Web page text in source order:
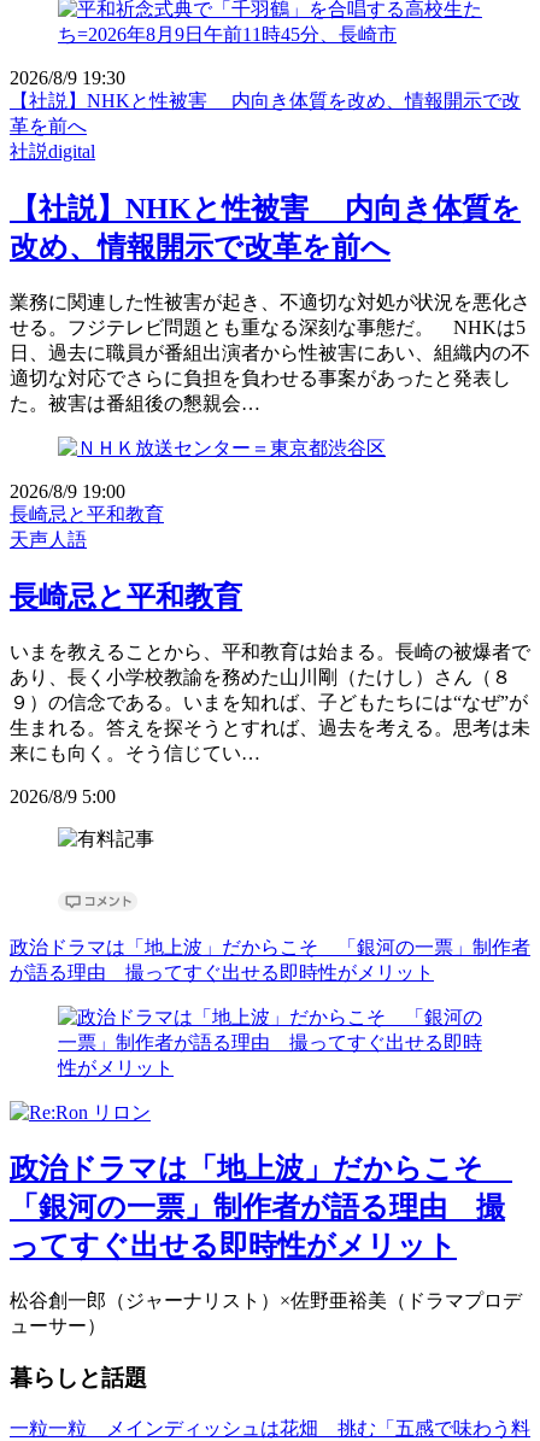
2026/8/9 19:30
【社説】NHKと性被害 内向き体質を改め、情報開示で改
革を前へ
社説digital
【社説】NHKと性被害 内向き体質を
改め、情報開示で改革を前へ
業務に関連した性被害が起き、不適切な対処が状況を悪化さ
せる。フジテレビ問題とも重なる深刻な事態だ。 NHKは5
日、過去に職員が番組出演者から性被害にあい、組織内の不
適切な対応でさらに負担を負わせる事案があったと発表し
た。被害は番組後の懇親会…
2026/8/9 19:00
長崎忌と平和教育
天声人語
長崎忌と平和教育
いまを教えることから、平和教育は始まる。長崎の被爆者で
あり、長く小学校教諭を務めた山川剛（たけし）さん（８
９）の信念である。いまを知れば、子どもたちには“なぜ”が
生まれる。答えを探そうとすれば、過去を考える。思考は未
来にも向く。そう信じてい…
2026/8/9 5:00
政治ドラマは「地上波」だからこそ 「銀河の一票」制作者
が語る理由 撮ってすぐ出せる即時性がメリット
政治ドラマは「地上波」だからこそ
「銀河の一票」制作者が語る理由 撮
ってすぐ出せる即時性がメリット
松谷創一郎（ジャーナリスト）×佐野亜裕美（ドラマプロデ
ューサー）
暮らしと話題
一粒一粒 メインディッシュは花畑 挑む「五感で味わう料